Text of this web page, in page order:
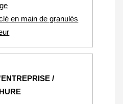
en main de granulés
/